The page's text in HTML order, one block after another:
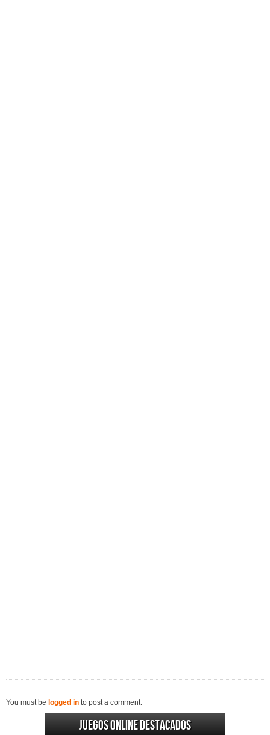
You must be logged in to post a comment.
Juegos online destacados